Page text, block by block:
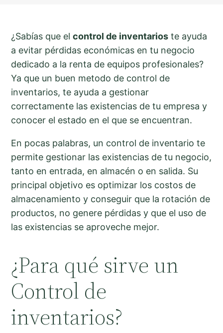
¿Sabías que elcontrol de inventarios te ayuda
a evitar pérdidas económicas en tu negocio
dedicado a la renta de equipos profesionales?
Ya que un buen metodo de control de
inventarios, te ayuda a gestionar
correctamente las existencias de tu empresa y
conocer el estado en el que se encuentran.
En pocas palabras, un control de inventario te
permite gestionar las existencias de tu negocio,
tanto en entrada, en almacén o en salida. Su
principal objetivo es optimizar los costos de
almacenamiento y conseguir que la rotación de
productos, no genere pérdidas y que el uso de
las existencias se aproveche mejor.
¿Para qué sirve un
Control de
inventarios?